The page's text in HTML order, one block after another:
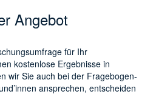
Angebot
für Ihr
kostenlose Ergebnisse in
wir Sie auch bei der Fragebogen-
ansprechen, entscheiden